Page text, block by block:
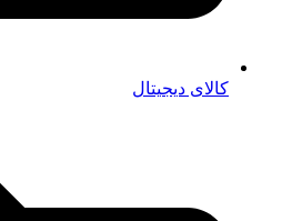
کالای دیجیتال